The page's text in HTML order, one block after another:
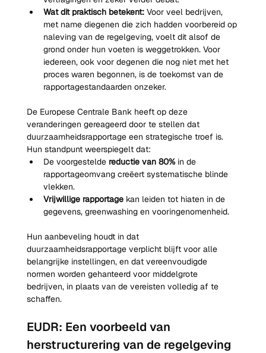
Wat dit praktisch betekent: Voor veel bedrijven,
met name diegenen die zich hadden voorbereid op
naleving van de regelgeving, voelt dit alsof de
grond onder hun voeten is weggetrokken. Voor
iedereen, ook voor degenen die nog niet met het
proces waren begonnen, is de toekomst van de
rapportagestandaarden onzeker.
De Europese Centrale Bank heeft op deze
veranderingen gereageerd door te stellen dat
duurzaamheidsrapportage een strategische troef is.
Hun standpunt weerspiegelt dat:
De voorgestelde reductie van 80% in de
rapportageomvang creëert systematische blinde
vlekken.
Vrijwillige rapportage kan leiden tot hiaten in de
gegevens, greenwashing en vooringenomenheid.
Hun aanbeveling houdt in dat
duurzaamheidsrapportage verplicht blijft voor alle
belangrijke instellingen, en dat vereenvoudigde
normen worden gehanteerd voor middelgrote
bedrijven, in plaats van de vereisten volledig af te
schaffen.
EUDR: Een voorbeeld van
herstructurering van de regelgeving